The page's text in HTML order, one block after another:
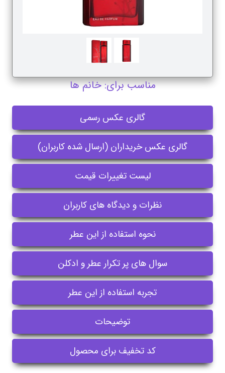
مناسب برای: خانم ها
گالری عکس رسمی
گالری عکس خریداران (ارسال شده کاربران)
لیست تغییرات قیمت
نظرات و دیدگاه های کاربران
نحوه استفاده از این عطر
سوال های پر تکرار عطر و ادکلن
تجربه استفاده از این عطر
توضیحات
کد تخفیف برای محصول